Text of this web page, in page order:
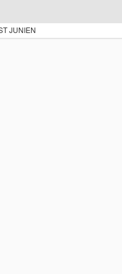
JUNIEN